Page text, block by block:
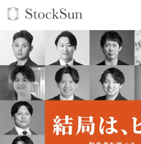
オーダーメイド支援
TOP
コンサルタント一覧
BPO支援
定額制Webマーケティング代行『マ
オリジナルサービス
オンラインサロン